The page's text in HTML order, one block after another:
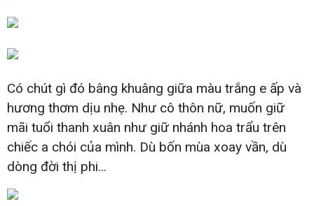
Có chút gì đó bâng khuâng giữa màu trắng e ấp và
hương thơm dịu nhẹ. Như cô thôn nữ, muốn giữ
mãi tuổi thanh xuân như giữ nhánh hoa trẩu trên
chiếc a chói của mình. Dù bốn mùa xoay vần, dù
dòng đời thị phi...